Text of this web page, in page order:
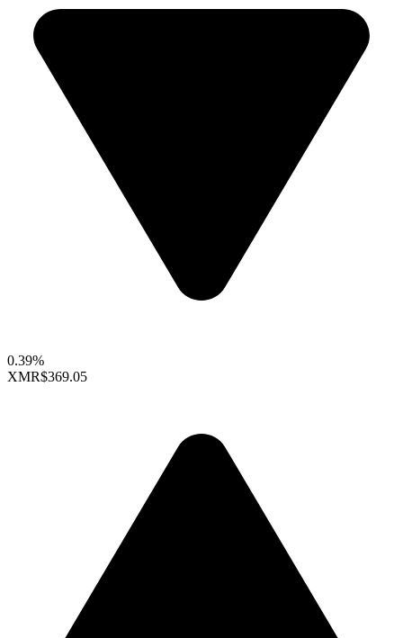
0.39%
XMR$369.05